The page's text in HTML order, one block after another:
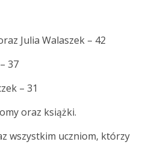
Julia Walaszek – 42
37
– 31
oraz książki.
wszystkim uczniom, którzy